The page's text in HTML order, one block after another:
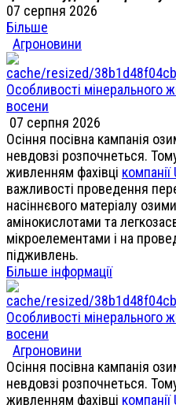
07 серпня 2026
Більше
Агроновини
Особливості мінерального
восени
07 серпня 2026
Осіння посівна кампанія
невдовзі розпочнеться.
живленням фахівці
важливості проведення
насіннєвого матеріалу
амінокислотами та
мікроелементами і на
підживлень.
Більше інформації
Особливості мінерального
восени
Агроновини
Осіння посівна кампанія
невдовзі розпочнеться.
живленням фахівці